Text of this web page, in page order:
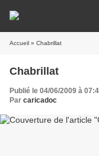
Accueil » Chabrillat
Chabrillat
Publié le 04/06/2009 à
Par caricadoc